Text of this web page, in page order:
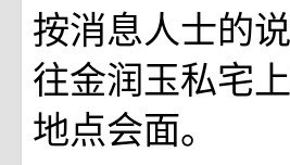
按消息人士的
往金润玉私宅
地点会面。